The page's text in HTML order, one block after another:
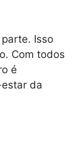
Isso
Com todos
é
da